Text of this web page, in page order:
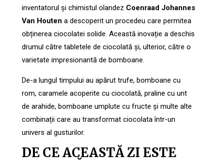
inventatorul și chimistul olandez Coenraad Johannes
Van Houten a descoperit un procedeu care permitea
obținerea ciocolatei solide. Această inovație a deschis
drumul către tabletele de ciocolată și, ulterior, către o
varietate impresionantă de bomboane.
De-a lungul timpului au apărut trufe, bomboane cu
rom, caramele acoperite cu ciocolată, praline cu unt
de arahide, bomboane umplute cu fructe și multe alte
combinații care au transformat ciocolata într-un
univers al gusturilor.
DE CE ACEASTĂ ZI ESTE